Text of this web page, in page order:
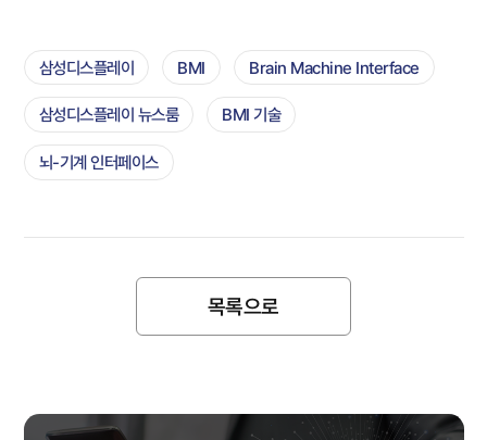
삼성디스플레이 BMI Brain Machine Interface
삼성디스플레이 뉴스룸 BMI 기술
뇌-기계 인터페이스
목록으로